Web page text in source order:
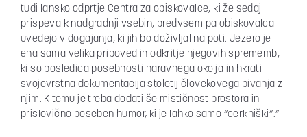
tudi lansko odprtje Centra za obiskovalce, ki že sedaj
prispeva k nadgradnji vsebin, predvsem pa obiskovalca
uvedejo v dogajanja, ki jih bo doživljal na poti. Jezero je
ena sama velika pripoved in odkritje njegovih sprememb,
ki so posledica posebnosti naravnega okolja in hkrati
svojevrstna dokumentacija stoletij človekovega bivanja z
njim. K temu je treba dodati še mističnost prostora in
prislovično poseben humor, ki je lahko samo “cerkniški”.”